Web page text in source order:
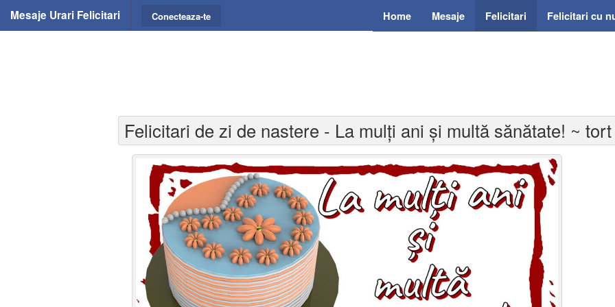
Mesaje Urari Felicitari Home Mesaje Felicitari Felicitari cu
Conecteaza-te
Felicitari de zi de nastere - La mulți ani și multă sănătate! ~